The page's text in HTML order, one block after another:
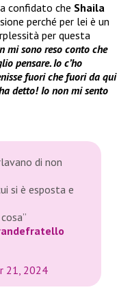
confidato che Shaila
perché per lei è un
per questa
mi sono reso conto che
pensare. Io c’ho
fuori che fuori da qui
detto! Io non mi sento
di non
si è esposta e
21, 2024